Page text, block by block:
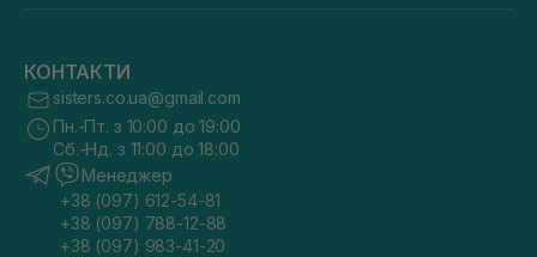
КОНТАКТИ
sisters.co.ua@gmail.com
Пн.-Пт. з 10:00 до 19:00
Сб.-Нд. з 11:00 до 18:00
Менеджер
+38 (097) 612-54-81
+38 (097) 788-12-88
+38 (097) 983-41-20